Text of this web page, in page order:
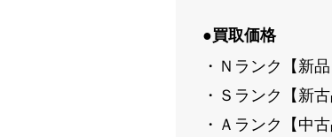
●買取価格
・Ｎランク【新
・Ｓランク【新
・Ａランク【中